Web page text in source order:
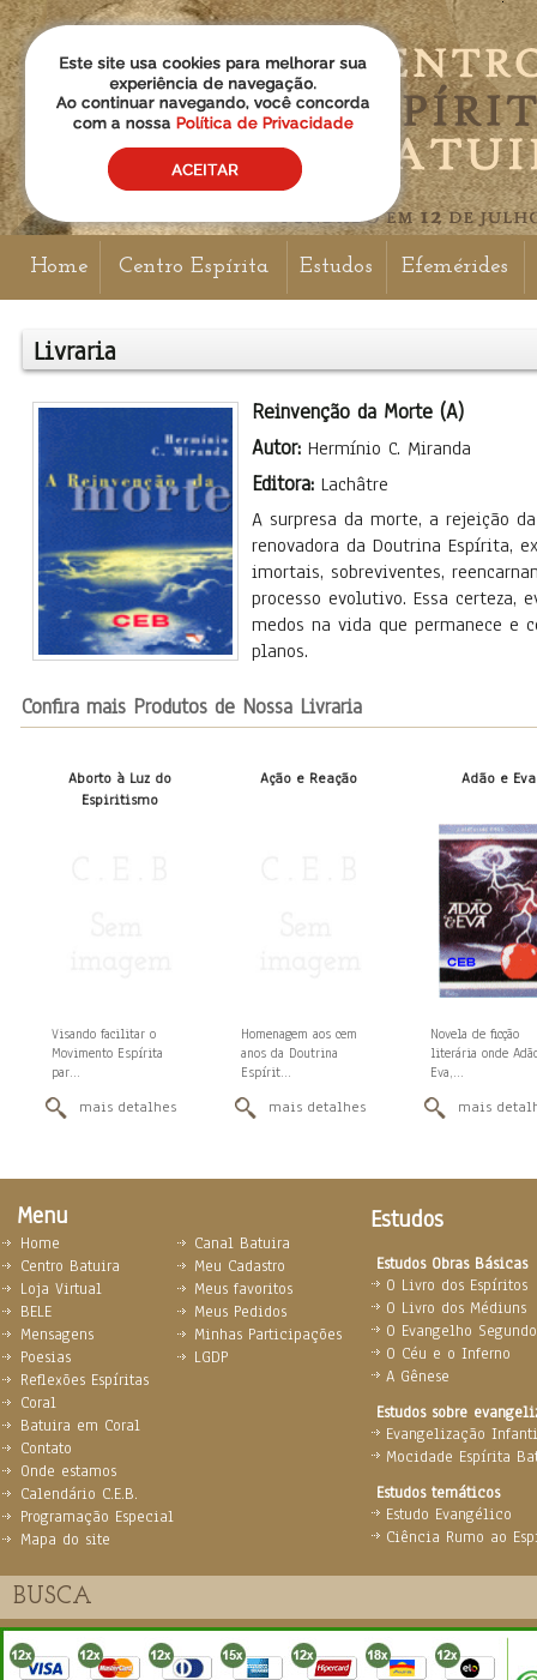
Home Centro Espírita Estudos Efemérides
Livraria
Reinvenção da Morte (A)
Autor: Hermínio C. Miranda
Editora: Lachâtre
A surpresa da morte, a rejeição
renovadora da Doutrina Espírita,
imortais, sobreviventes,
processo evolutivo. Essa certeza,
medos na vida que permanece e
planos.
Confira mais Produtos de Nossa Livraria
Aborto à Luz do
Espiritismo
Visando facilitar o
Movimento Espírita
par...
mais detalhes
Ação e Reação
Homenagem aos cem
anos da Doutrina
Espírit...
mais detalhes
Adão e Eva
Novela de ficção
literária onde
Eva,...
mais
Menu Estudos
Estudos Obras Básicas
O Livro dos Espíritos
O Livro dos Médiuns
O Evangelho
O Céu e o Inferno
A Gênese
Estudos sobre
Evangelização
Mocidade Espírita
Estudos temáticos
Estudo Evangélico
Ciência Rumo ao
Home
Centro Batuira
Loja Virtual
BELE
Mensagens
Poesias
Reflexões Espíritas
Coral
Batuira em Coral
Contato
Onde estamos
Calendário C.E.B.
Programação Especial
Mapa do site
Canal Batuira
Meu Cadastro
Meus favoritos
Meus Pedidos
Minhas Participações
LGDP